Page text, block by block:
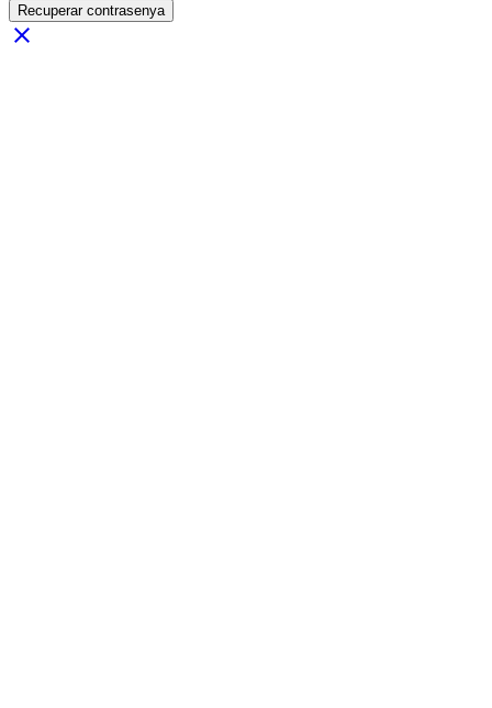
Recuperar contrasenya
close